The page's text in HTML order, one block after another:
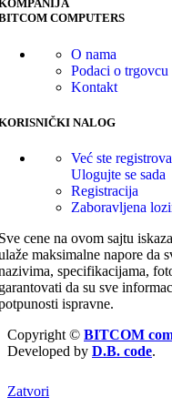
COMPUTERS
O nama
Podaci o trgovcu
Kontakt
NALOG
Već ste
Ulogujte se sada
Registracija
Zaboravljena
cene na ovom sajtu
maksimalne napore da
specifikacijama,
da su sve
ispravne.
Copyright © BITCOM
Developed by D.B. code.
Zatvori